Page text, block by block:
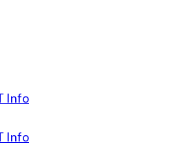
Info
Info